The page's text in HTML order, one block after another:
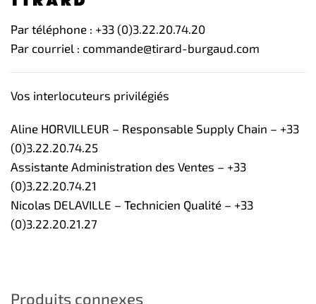
Par téléphone : +33 (0)3.22.20.74.20
Par courriel : commande@tirard-burgaud.com
Vos interlocuteurs privilégiés
Aline HORVILLEUR – Responsable Supply Chain – +33
(0)3.22.20.74.25
Assistante Administration des Ventes – +33
(0)3.22.20.74.21
Nicolas DELAVILLE – Technicien Qualité – +33
(0)3.22.20.21.27
Produits connexes